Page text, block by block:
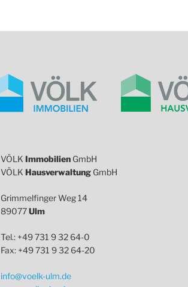
VÖLK Immobilien GmbH
VÖLK Hausverwaltung GmbH
Grimmelfinger Weg 14
89077Ulm
Tel.: +49 731 9 32 64-0
Fax: +49 731 9 32 64-20
info@voelk-ulm.de